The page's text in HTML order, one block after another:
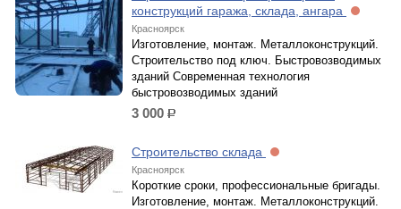
конструкций гаража, склада, ангара
Красноярск
Изготовление, монтаж. Металлоконструкций.
Строительство под ключ. Быстровозводимых
зданий Современная технология
быстровозводимых зданий
3 000 р.
Строительство склада
Красноярск
Короткие сроки, профессиональные бригады.
Изготовление, монтаж. Металлоконструкций.